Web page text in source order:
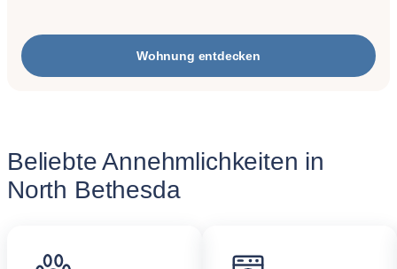
Wohnung entdecken
Beliebte Annehmlichkeiten in
North Bethesda